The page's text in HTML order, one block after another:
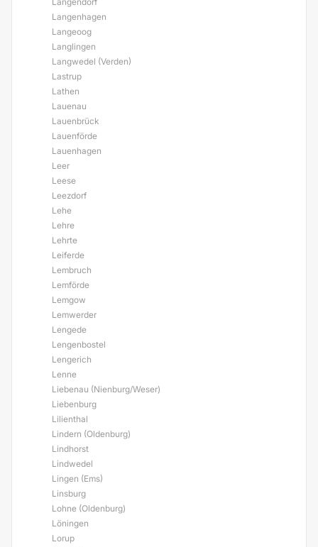
Langenhagen
Langeoog
Langlingen
Langwedel (Verden)
Lastrup
Lathen
Lauenau
Lauenbrück
Lauenförde
Lauenhagen
Leer
Leese
Leezdorf
Lehe
Lehre
Lehrte
Leiferde
Lembruch
Lemförde
Lemgow
Lemwerder
Lengede
Lengenbostel
Lengerich
Lenne
Liebenau (Nienburg/Weser)
Liebenburg
Lilienthal
Lindern (Oldenburg)
Lindhorst
Lindwedel
Lingen (Ems)
Linsburg
Lohne (Oldenburg)
Löningen
Lorup